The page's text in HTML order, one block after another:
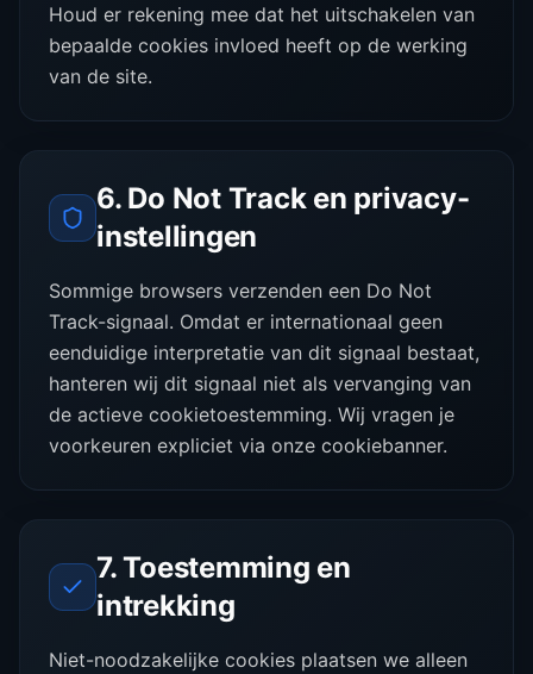
Houd er rekening mee dat het uitschakelen van
bepaalde cookies invloed heeft op de werking
van de site.
6. Do Not Track en privacy-
instellingen
Sommige browsers verzenden een Do Not
Track-signaal. Omdat er internationaal geen
eenduidige interpretatie van dit signaal bestaat,
hanteren wij dit signaal niet als vervanging van
de actieve cookietoestemming. Wij vragen je
voorkeuren expliciet via onze cookiebanner.
7. Toestemming en
intrekking
Niet-noodzakelijke cookies plaatsen we alleen